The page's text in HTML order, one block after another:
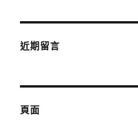
鍵
近期留言
頁面